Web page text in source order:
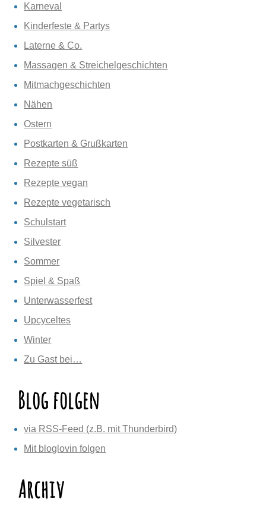
Karneval
Kinderfeste & Partys
Laterne & Co.
Massagen & Streichelgeschichten
Mitmachgeschichten
Nähen
Ostern
Postkarten & Grußkarten
Rezepte süß
Rezepte vegan
Rezepte vegetarisch
Schulstart
Silvester
Sommer
Spiel & Spaß
Unterwasserfest
Upcyceltes
Winter
Zu Gast bei…
Blog folgen
via RSS-Feed (z.B. mit Thunderbird)
Mit bloglovin folgen
Archiv